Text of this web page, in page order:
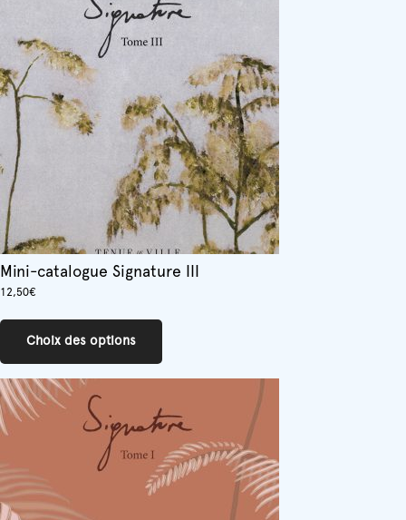
options
peuvent
choisies
sur
la
page
du
produit
Mini-catalogue Signature III
12,50€
Choix des options
Les
options
peuvent
être
choisies